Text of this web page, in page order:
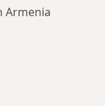
Armenia